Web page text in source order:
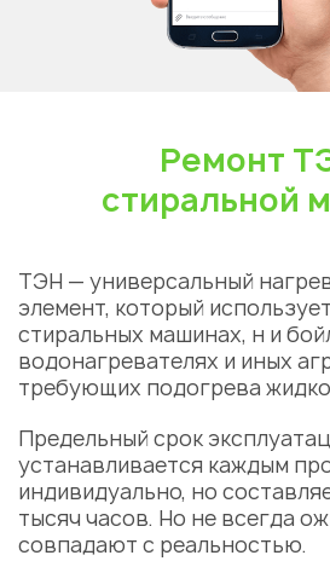
Ремонт
стиральной
ТЭН — универсальный
элемент, который
стиральных машинах, н и
водонагревателях и иных
требующих подогрева
Предельный срок
устанавливается каждым
индивидуально, но
тысяч часов. Но не всегда
совпадают с реальностью.